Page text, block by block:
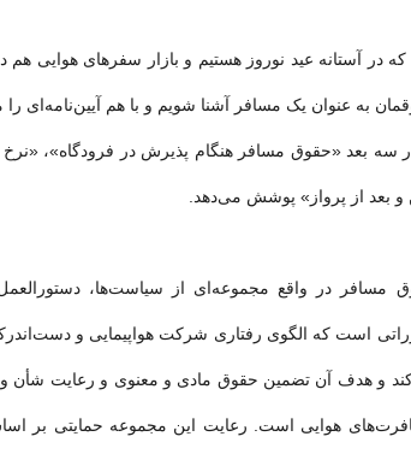
که در آستانه عید نوروز هستیم و بازار سفرهای هوایی
به عنوان یک مسافر آشنا شویم و با هم آیین‌نامه‌ای
سه بعد «حقوق مسافر هنگام پذیرش در فرودگاه»،
و بعد از پرواز» پوشش می‌دهد.
مسافر در واقع مجموعه‌ای از سیاست‌ها،
است که الگوی رفتاری شرکت هواپیمایی و
و هدف آن تضمین حقوق مادی و معنوی و رعایت شأن و